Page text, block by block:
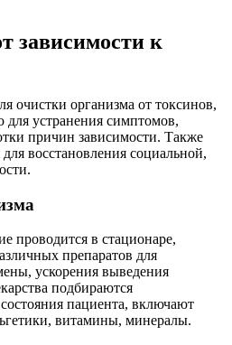
зависимости к
очистки организма от токсинов,
устранения симптомов,
причин зависимости. Также
восстановления социальной,
проводится в стационаре,
препаратов для
ускорения выведения
подбираются
пациента, включают
витамины, минералы.